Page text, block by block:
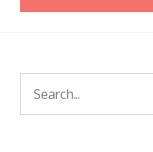
Search
for: